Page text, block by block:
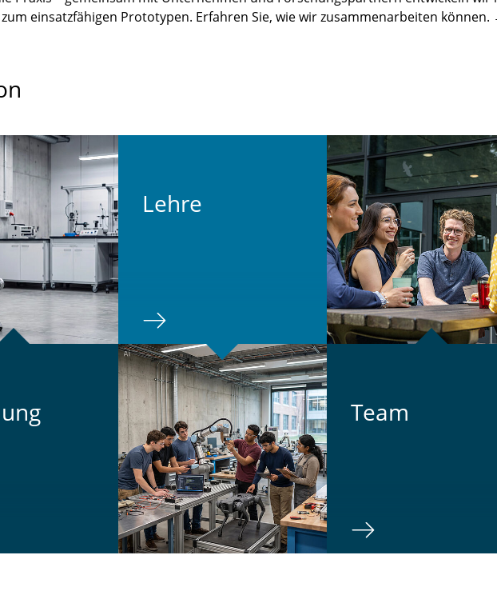
einsatzfähigen Prototypen. Erfahren Sie, wie wir zusammenarbeiten können.
Lehre
Team